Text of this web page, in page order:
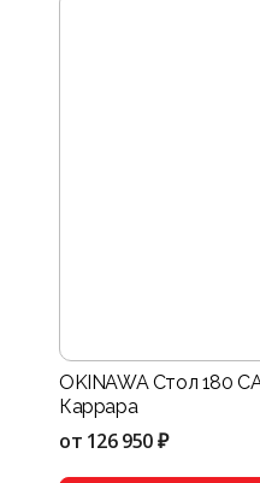
OKINAWA Стол 180
Каррара
от 126 950 ₽